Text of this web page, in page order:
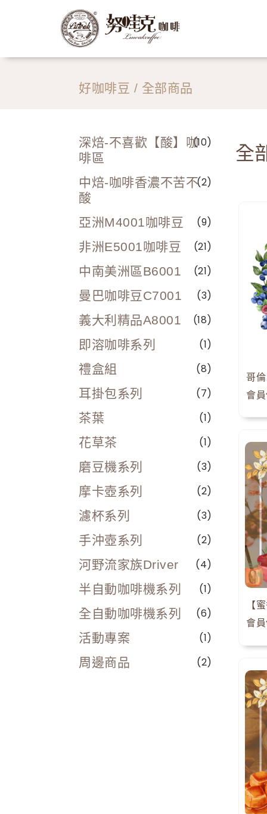
好咖啡豆 / 全部商品
深焙-不喜歡【酸】咖
啡區
(10)
中焙-咖啡香濃不苦不
酸
(2)
亞洲M4001咖啡豆
(9)
非洲E5001咖啡豆
(21)
中南美洲區B6001
(21)
曼巴咖啡豆C7001
(3)
義大利精品A8001
(18)
即溶咖啡系列
(1)
禮盒組
(8)
耳掛包系列
(7)
茶葉
(1)
花草茶
(1)
磨豆機系列
(3)
摩卡壺系列
(2)
濾杯系列
(3)
手沖壺系列
(2)
河野流家族Driver
(4)
半自動咖啡機系列
(1)
全自動咖啡機系列
(6)
活動專案
(1)
周邊商品
(2)
全
會
會